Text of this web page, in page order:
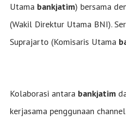
Utama bankjatim) bersama
(Wakil Direktur Utama BNI).
Suprajarto (Komisaris Utama
Kolaborasi antara bankjatim
kerjasama penggunaan